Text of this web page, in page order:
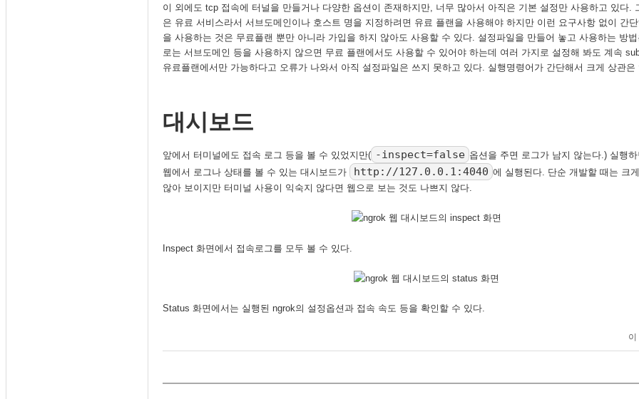
이 외에도 tcp 접속에 터널을 만들거나 다양한 옵션이 존재하지만, 너무 많아서 아직은 기본 설정만 사용하고 있다.
은 유료 서비스라서 서브도메인이나 호스트 명을 지정하려면 유료 플랜을 사용해야 하지만 이런 요구사항 없이 간
을 사용하는 것은 무료플랜 뿐만 아니라 가입을 하지 않아도 사용할 수 있다. 설정파일을 만들어 놓고 사용하는 방
로는 서브도메인 등을 사용하지 않으면 무료 플랜에서도 사용할 수 있어야 하는데 여러 가지로 설정해 봐도 계속
유료플랜에서만 가능하다고 오류가 나와서 아직 설정파일은 쓰지 못하고 있다. 실행명령어가 간단해서 크게 상관은
대시보드
앞에서 터미널에도 접속 로그 등을 볼 수 있었지만( -inspect=false 옵션을 주면 로그가 남지 않는다.) 실행
웹에서 로그나 상태를 볼 수 있는 대시보드가
http://127.0.0.1:4040 에 실행된다. 단순 개발할 때는 크
않아 보이지만 터미널 사용이 익숙지 않다면 웹으로 보는 것도 나쁘지 않다.
Inspect 화면에서 접속로그를 모두 볼 수 있다.
Status 화면에서는 실행된 ngrok의 설정옵션과 접속 속도 등을 확인할 수 있다.
이